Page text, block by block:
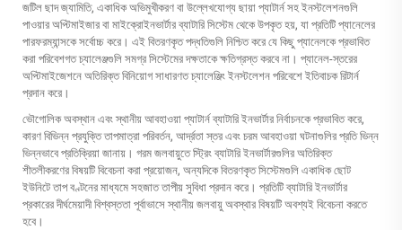
জটিল ছাদ জ্যামিতি, একাধিক অভিমুখীকরণ বা উল্লেখযোগ্য ছায়া প্যাটার্ন সহ ইনস্টলেশনগুলি
পাওয়ার অপ্টিমাইজার বা মাইক্রোইনভার্টার ব্যাটারি সিস্টেম থেকে উপকৃত হয়, যা প্রতিটি প্যানেলের
পারফরম্যান্সকে সর্বোচ্চ করে। এই বিতরণকৃত পদ্ধতিগুলি নিশ্চিত করে যে কিছু প্যানেলকে প্রভাবিত
করা পরিবেশগত চ্যালেঞ্জগুলি সমগ্র সিস্টেমের দক্ষতাকে ক্ষতিগ্রস্ত করবে না। প্যানেল-স্তরের
অপ্টিমাইজেশনে অতিরিক্ত বিনিয়োগ সাধারণত চ্যালেঞ্জিং ইনস্টলেশন পরিবেশে ইতিবাচক রিটার্ন
প্রদান করে।
ভৌগোলিক অবস্থান এবং স্থানীয় আবহাওয়া প্যাটার্ন ব্যাটারি ইনভার্টার নির্বাচনকে প্রভাবিত করে,
কারণ বিভিন্ন প্রযুক্তি তাপমাত্রা পরিবর্তন, আর্দ্রতা স্তর এবং চরম আবহাওয়া ঘটনাগুলির প্রতি ভিন্ন
ভিন্নভাবে প্রতিক্রিয়া জানায়। গরম জলবায়ুতে স্ট্রিং ব্যাটারি ইনভার্টারগুলির অতিরিক্ত
শীতলীকরণের বিষয়টি বিবেচনা করা প্রয়োজন, অন্যদিকে বিতরণকৃত সিস্টেমগুলি একাধিক ছোট
ইউনিটে তাপ বণ্টনের মাধ্যমে সহজাত তাপীয় সুবিধা প্রদান করে। প্রতিটি ব্যাটারি ইনভার্টার
প্রকারের দীর্ঘমেয়াদী বিশ্বস্ততা পূর্বাভাসে স্থানীয় জলবায়ু অবস্থার বিষয়টি অবশ্যই বিবেচনা করতে
হবে।